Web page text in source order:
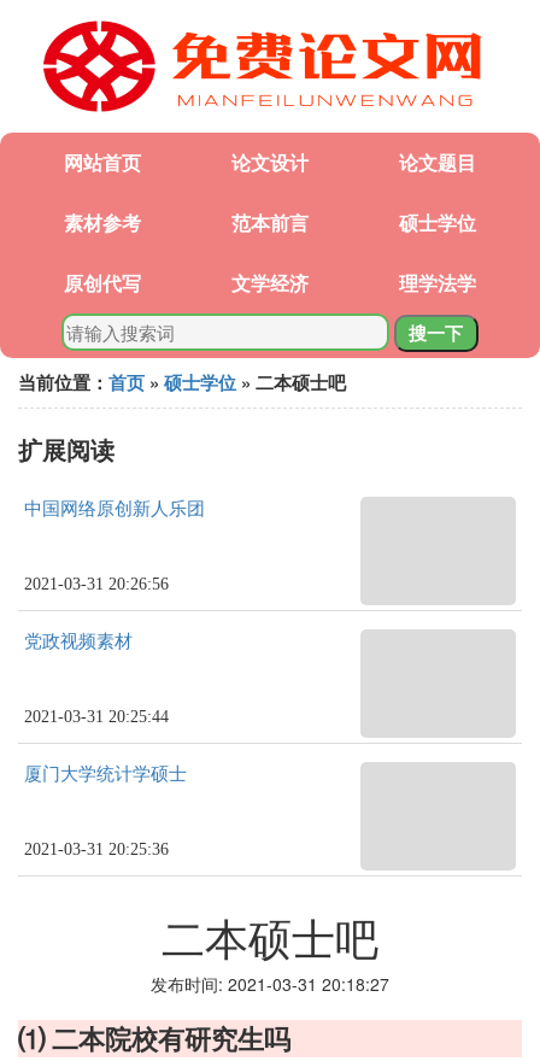
网站首页 论文设计 论文题目
素材参考 范本前言 硕士学位
原创代写 文学经济 理学法学
搜一下
当前位置： 首页 » 硕士学位 » 二本硕士吧
扩展阅读
中国网络原创新人乐团
2021-03-31 20:26:56
党政视频素材
2021-03-31 20:25:44
厦门大学统计学硕士
2021-03-31 20:25:36
二本硕士吧
发布时间: 2021-03-31 20:18:27
⑴ 二本院校有研究生吗